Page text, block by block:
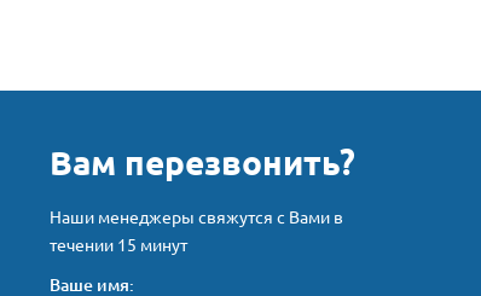
Вам перезвонить?
Наши менеджеры свяжутся с Вами в
течении 15 минут
Ваше имя: